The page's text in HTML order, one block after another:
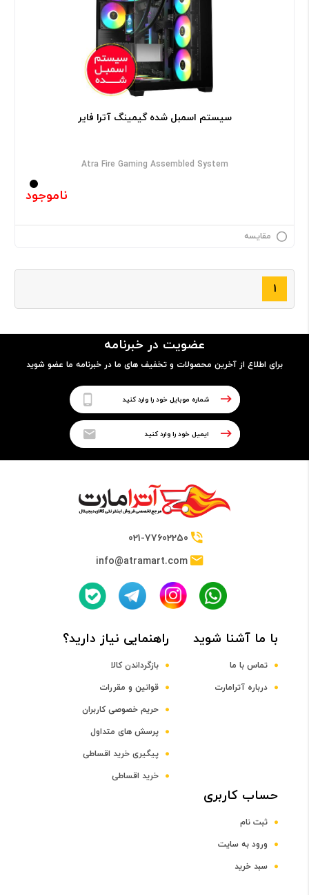
سیستم اسمبل شده گیمینگ آترا فایر
Atra Fire Gaming Assembled System
ناموجود
مقایسه
۱
عضویت در خبرنامه
برای اطلاع از آخرین محصولات و تخفیف های ما در خبرنامه ما عضو شوید
021-77602250
info@atramart.com
با ما آشنا شوید
تماس با ما
درباره آترامارت
راهنمایی نیاز دارید؟
بازگرداندن کالا
قوانین و مقررات
حریم خصوصی کاربران
پرسش های متداول
پیگیری خرید اقساطی
خرید اقساطی
حساب کاربری
ثبت نام
ورود به سایت
سبد خرید